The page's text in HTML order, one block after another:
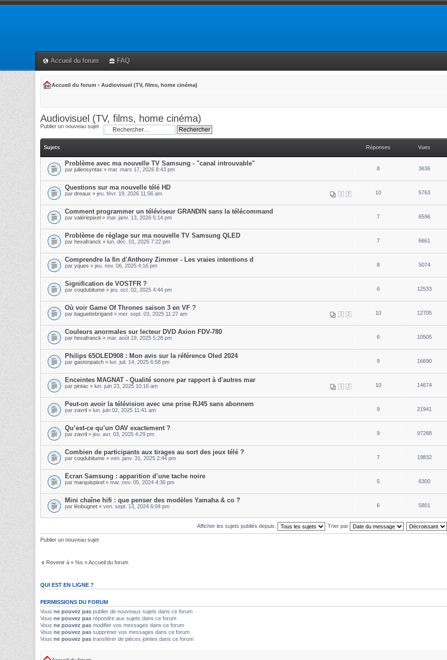
Accueil du forum FAQ
Accueil du forum ‹ Audiovisuel (TV, films, home cinéma)
Audiovisuel (TV, films, home cinéma)
Publier un nouveau sujet
Sujets Réponses Vues
Problème avec ma nouvelle TV Samsung - "canal introuvable"
par juliensyntax » mar. mars 17, 2026 8:43 pm 8 3636
Questions sur ma nouvelle télé HD
1 2
par dreaux » jeu. févr. 19, 2026 11:56 am 10 5763
Comment programmer un téléviseur GRANDIN sans la télécommand
par valériepixel » mar. janv. 13, 2026 5:14 pm 7 6596
Problème de réglage sur ma nouvelle TV Samsung QLED
par hexafranck » lun. déc. 01, 2025 7:22 pm 7 6661
Comprendre la fin d'Anthony Zimmer - Les vraies intentions d
par yques » jeu. nov. 06, 2025 4:16 pm 8 5074
Signification de VOSTFR ?
par coqdubitume » jeu. oct. 02, 2025 4:44 pm 6 12533
Où voir Game Of Thrones saison 3 en VF ?
1 2
par baguettebrigand » mer. sept. 03, 2025 11:27 am 10 12705
Couleurs anormales sur lecteur DVD Axion FDV-780
par hexafranck » mar. août 19, 2025 5:28 pm 6 10505
Philips 65OLED908 : Mon avis sur la référence Oled 2024
par gastonpatch » lun. juil. 14, 2025 6:58 pm 9 16690
Enceintes MAGNAT - Qualité sonore par rapport à d'autres mar
1 2
par pintac » lun. juin 23, 2025 10:16 am 10 14674
Peut-on avoir la télévision avec une prise RJ45 sans abonnem
par zavril » lun. juin 02, 2025 11:41 am 9 21941
Qu’est-ce qu’un OAV exactement ?
par zavril » jeu. avr. 03, 2025 4:29 pm 9 97288
Combien de participants aux tirages au sort des jeux télé ?
par coqdubitume » ven. janv. 31, 2025 2:44 pm 7 19832
Écran Samsung : apparition d’une tache noire
par marquispixel » mar. nov. 05, 2024 4:36 pm 5 6300
Mini chaîne hifi : que penser des modèles Yamaha & co ?
par léobugnet » ven. sept. 13, 2024 6:04 pm 6 5801
Afficher les sujets publiés depuis: Trier par
Publier un nouveau sujet
Revenir à « %s » Accueil du forum
QUI EST EN LIGNE ?
PERMISSIONS DU FORUM
Vous ne pouvez pas publier de nouveaux sujets dans ce forum
Vous ne pouvez pas répondre aux sujets dans ce forum
Vous ne pouvez pas modifier vos messages dans ce forum
Vous ne pouvez pas supprimer vos messages dans ce forum
Vous ne pouvez pas transférer de pièces jointes dans ce forum